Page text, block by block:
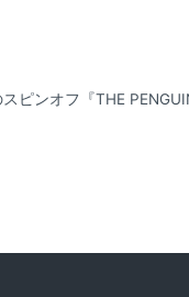
ピンオフ『THE